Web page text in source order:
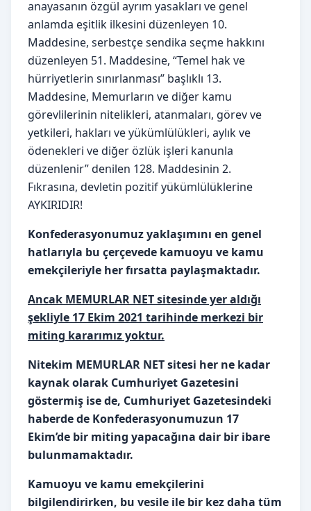
anayasanın özgül ayrım yasakları ve genel
anlamda eşitlik ilkesini düzenleyen 10.
Maddesine, serbestçe sendika seçme hakkını
düzenleyen 51. Maddesine, “Temel hak ve
hürriyetlerin sınırlanması” başlıklı 13.
Maddesine, Memurların ve diğer kamu
görevlilerinin nitelikleri, atanmaları, görev ve
yetkileri, hakları ve yükümlülükleri, aylık ve
ödenekleri ve diğer özlük işleri kanunla
düzenlenir” denilen 128. Maddesinin 2.
Fıkrasına, devletin pozitif yükümlülüklerine
AYKIRIDIR!
Konfederasyonumuz yaklaşımını en genel
hatlarıyla bu çerçevede kamuoyu ve kamu
emekçileriyle her fırsatta paylaşmaktadır.
Ancak MEMURLAR NET sitesinde yer aldığı
şekliyle 17 Ekim 2021 tarihinde merkezi bir
miting kararımız yoktur.
Nitekim MEMURLAR NET sitesi her ne kadar
kaynak olarak Cumhuriyet Gazetesini
göstermiş ise de, Cumhuriyet Gazetesindeki
haberde de Konfederasyonumuzun 17
Ekim’de bir miting yapacağına dair bir ibare
bulunmamaktadır.
Kamuoyu ve kamu emekçilerini
bilgilendirirken, bu vesile ile bir kez daha tüm